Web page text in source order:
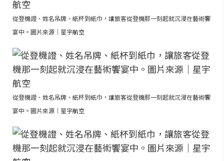
從登機證、姓名吊牌、紙杯到紙巾，讓旅客從登機那一刻起就沉浸在藝術饗
宴中。圖片來源｜星宇航空
從登機證、姓名吊牌、紙杯到紙巾，讓旅客從登機那一刻起就沉浸在藝術饗
宴中。圖片來源｜星宇航空